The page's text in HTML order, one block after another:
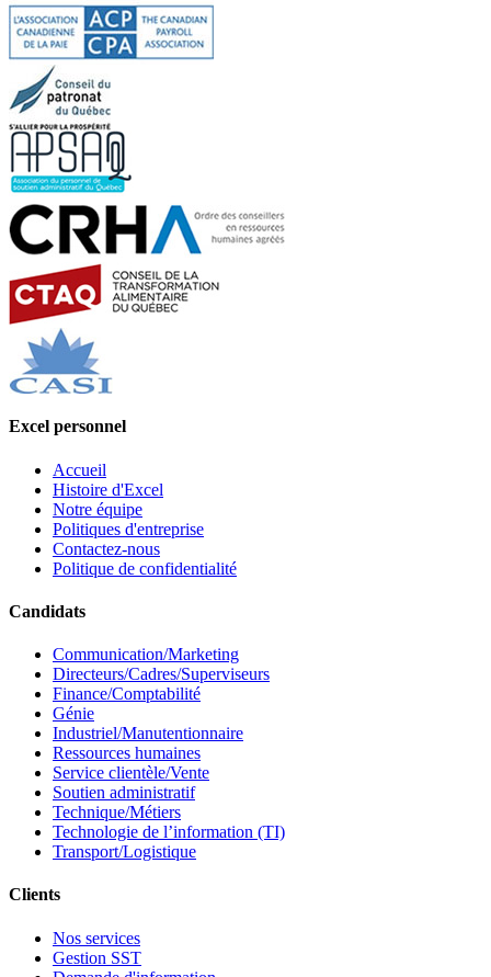
Excel personnel
Accueil
Histoire d'Excel
Notre équipe
Politiques d'entreprise
Contactez-nous
Politique de confidentialité
Candidats
Communication/Marketing
Directeurs/Cadres/Superviseurs
Finance/Comptabilité
Génie
Industriel/Manutentionnaire
Ressources humaines
Service clientèle/Vente
Soutien administratif
Technique/Métiers
Technologie de l’information (TI)
Transport/Logistique
Clients
Nos services
Gestion SST